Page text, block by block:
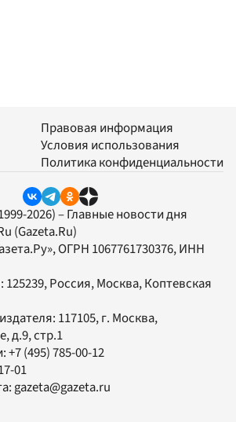
Правовая информация
Условия использования
Политика конфиденциальности
2026) – Главные новости дня
(Gazeta.Ru)
, ОГРН 1067761730376, ИНН
125239, Россия, Москва, Коптевская
117105, г. Москва,
д.9, стр.1
+7 (495) 785-00-12
01
gazeta@gazeta.ru